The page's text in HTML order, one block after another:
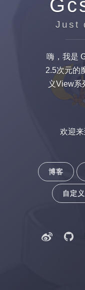
Just
嗨，我是
2.5次元的
义View系
欢迎
博客
自定